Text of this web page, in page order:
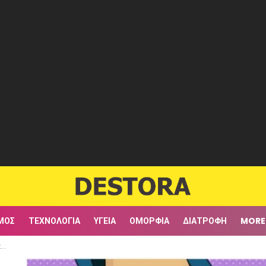
ΤΕΧΝΟΛΟΓΊΑ ΥΓΕΊΑ ΟΜΟΡΦΙΆ ΔΙΑΤΡΟΦΉ MORE